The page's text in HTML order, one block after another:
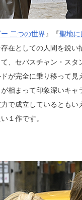
二つの世界 』『聖地に
在としての人間を鋭
、セバスチャン・ス
が完全に乗り移って
相まって印象深いキ
で成立しているとも
１作です。